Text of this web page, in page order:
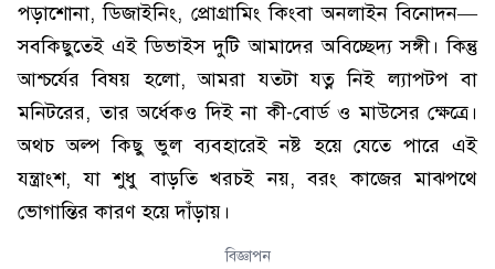
পড়াশোনা, ডিজাইনিং, প্রোগ্রামিং কিংবা অনলাইন বিনোদন—
সবকিছুতেই এই ডিভাইস দুটি আমাদের অবিচ্ছেদ্য সঙ্গী। কিন্তু
আশ্চর্যের বিষয় হলো, আমরা যতটা যত্ন নিই ল্যাপটপ বা
মনিটরের, তার অর্ধেকও দিই না কী-বোর্ড ও মাউসের ক্ষেত্রে।
অথচ অল্প কিছু ভুল ব্যবহারেই নষ্ট হয়ে যেতে পারে এই
যন্ত্রাংশ, যা শুধু বাড়তি খরচই নয়, বরং কাজের মাঝপথে
ভোগান্তির কারণ হয়ে দাঁড়ায়।
বিজ্ঞাপন